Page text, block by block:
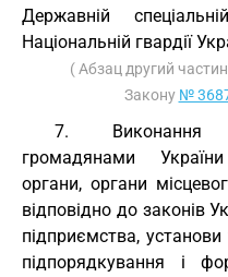
Державній
Національній гвардії
( Абзац другий
Закону №
7. Виконання
громадянами
органи, органи
відповідно до законів
підприємства, установи
підпорядкування і